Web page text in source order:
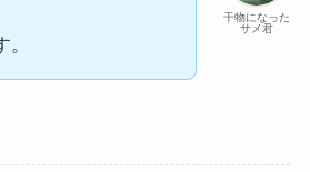
干物になった
サメ君